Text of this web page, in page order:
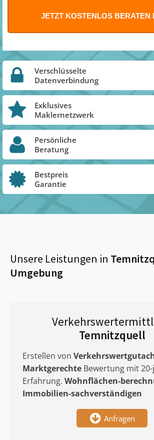
Verschlüsselte
Datenverbindung
Exklusives
Maklernetzwerk
Persönliche
Beratung
Bestpreis
Garantie
Unsere Leistungen in
Umgebung
Temnitzquell
Erstellen von
Marktgerechte Bewertung mit
Erfahrung. Wohnflächen-
Immobilien-sachverständigen
Anfragen